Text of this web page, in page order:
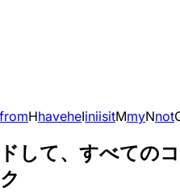
fromHhaveheIiniisitMmyNnot
して、すべてのコ